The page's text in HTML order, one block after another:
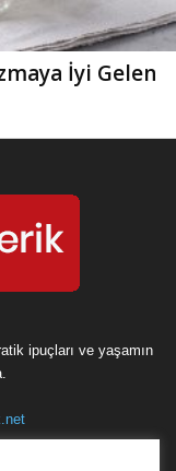
İyi Gelen
ipuçları ve yaşamın